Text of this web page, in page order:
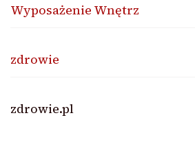
Wyposażenie Wnętrz
zdrowie
zdrowie.pl